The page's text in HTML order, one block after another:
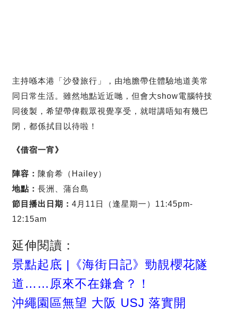
主持喺本港「沙發旅行」，由地膽帶住體驗地道美常
同日常生活。雖然地點近近哋，但會大show電腦特技
同後製，希望帶俾觀眾視覺享受，就咁講唔知有幾巴
閉，都係拭目以待啦！
《借宿一宵》
陣容： 陳俞希（Hailey）
地點： 長洲、蒲台島
節目播出日期： 4月11日（逢星期一）11:45pm-
12:15am
延伸閱讀：
景點起底 |《海街日記》勁靚櫻花隧
道……原來不在鎌倉？！
沖繩園區無望 大阪 USJ 落實開